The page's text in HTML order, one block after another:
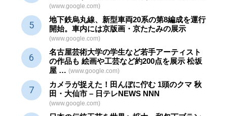
(www.google.com)
地下鉄烏丸線、新型車両20系の第8編成を運行
開始。車内には京版画・京たたみの展示
(www.google.com)
名古屋芸術大学の学生など若手アーティスト
の作品も 絵画や工芸など約200点を展示 松坂
屋 … (www.google.com)
カメラが捉えた！田んぼに佇む 1頭のクマ 秋
田・大仙市 – 日テレNEWS NNN
(www.google.com)